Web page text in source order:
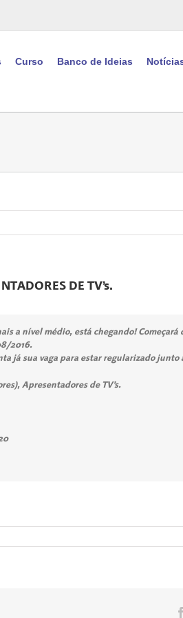
Curso Banco de Ideias
DE TV’s.
a nível médio, está chegando!
2016.
já sua vaga para estar regularizado junto
Apresentadores de TV’s.